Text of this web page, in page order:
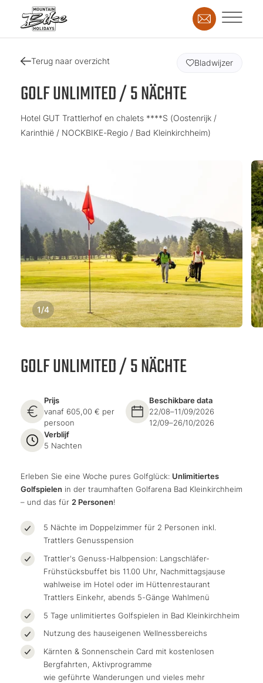
Terug naar overzicht
GOLF UNLIMITED / 5 NÄCHTE
Hotel GUT Trattlerhof en chalets ****S (Oostenrijk /
Karinthië / NOCKBIKE-Regio / Bad Kleinkirchheim)
Bladwijzer
1/4
GOLF UNLIMITED / 5 NÄCHTE
Prijs
vanaf 605,00 € per
persoon
Beschikbare data
22/08–11/09/2026
12/09–26/10/2026
Verblijf
5 Nachten
Erleben Sie eine Woche pures Golfglück: Unlimitiertes
Golfspielen in der traumhaften Golfarena Bad Kleinkirchheim
– und das für 2 Personen!
5 Nächte im Doppelzimmer für 2 Personen inkl.
Trattlers Genusspension
Trattler's Genuss-Halbpension: Langschläfer-
Frühstücksbuffet bis 11.00 Uhr, Nachmittagsjause
wahlweise im Hotel oder im Hüttenrestaurant
Trattlers Einkehr, abends 5-Gänge Wahlmenü
5 Tage unlimitiertes Golfspielen in Bad Kleinkirchheim
Nutzung des hauseigenen Wellnessbereichs
Kärnten & Sonnenschein Card mit kostenlosen
Bergfahrten, Aktivprogramme
wie geführte Wanderungen und vieles mehr